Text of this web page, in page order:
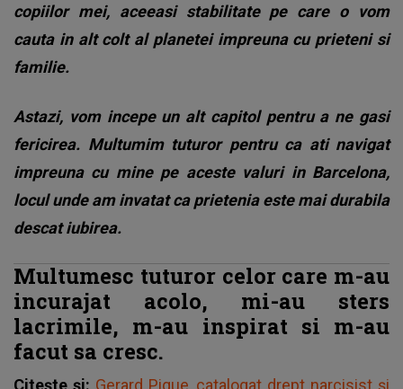
copiilor mei, aceeasi stabilitate pe care o vom
cauta in alt colt al planetei impreuna cu prieteni si
familie.
Astazi, vom incepe un alt capitol pentru a ne gasi
fericirea. Multumim tuturor pentru ca ati navigat
impreuna cu mine pe aceste valuri in Barcelona,
locul unde am invatat ca prietenia este mai durabila
descat iubirea.
Multumesc tuturor celor care m-au
incurajat acolo, mi-au sters
lacrimile, m-au inspirat si m-au
facut sa cresc.
Citește și: Gerard Pique, catalogat drept narcisist și